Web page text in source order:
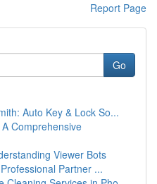
Report Page
Go
Auto Key & Lock So...
Comprehensive
Viewer Bots
Partner ...